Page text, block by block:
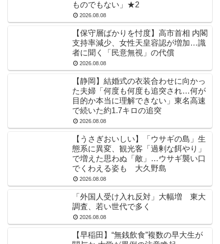
ものでもない」★2
2026.08.08
【保守層ばかりを忖度】高市首相 内閣
支持率減少、女性天皇容認が増加…識
者に聞く「民意無視」の代償
2026.08.08
【静岡】結婚式の衣装合わせに向かっ
た夫婦「何度も何度も追突され…何が
目的か本当に理解できない」東名高速
で続いた約1.7キロの追突
2026.08.08
【うさぎおいしい】「ウサギの島」生
態系に異変、観光客「過剰な餌やり」
で増えた思わぬ「敵」…ウサギ襲い口
でくわえる姿も 大久野島
2026.08.08
「外国人受け入れ反対」大幅増 東大
調査、若い世代で多く
2026.08.08
【早稲田】“無銭飲食”複数の早大生が